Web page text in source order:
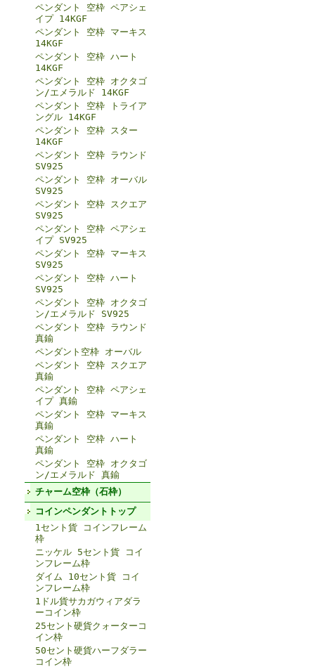
ペンダント 空枠 ペアシェ
イプ 14KGF
ペンダント 空枠 マーキス
14KGF
ペンダント 空枠 ハート
14KGF
ペンダント 空枠 オクタゴ
ン/エメラルド 14KGF
ペンダント 空枠 トライア
ングル 14KGF
ペンダント 空枠 スター
14KGF
ペンダント 空枠 ラウンド
SV925
ペンダント 空枠 オーバル
SV925
ペンダント 空枠 スクエア
SV925
ペンダント 空枠 ペアシェ
イプ SV925
ペンダント 空枠 マーキス
SV925
ペンダント 空枠 ハート
SV925
ペンダント 空枠 オクタゴ
ン/エメラルド SV925
ペンダント 空枠 ラウンド
真鍮
ペンダント空枠 オーバル
ペンダント 空枠 スクエア
真鍮
ペンダント 空枠 ペアシェ
イプ 真鍮
ペンダント 空枠 マーキス
真鍮
ペンダント 空枠 ハート
真鍮
ペンダント 空枠 オクタゴ
ン/エメラルド 真鍮
チャーム空枠（石枠）
コインペンダントトップ
1セント貨 コインフレーム
枠
ニッケル 5セント貨 コイ
ンフレーム枠
ダイム 10セント貨 コイ
ンフレーム枠
1ドル貨サカガウィアダラ
ーコイン枠
25セント硬貨クォーターコ
イン枠
50セント硬貨ハーフダラー
コイン枠